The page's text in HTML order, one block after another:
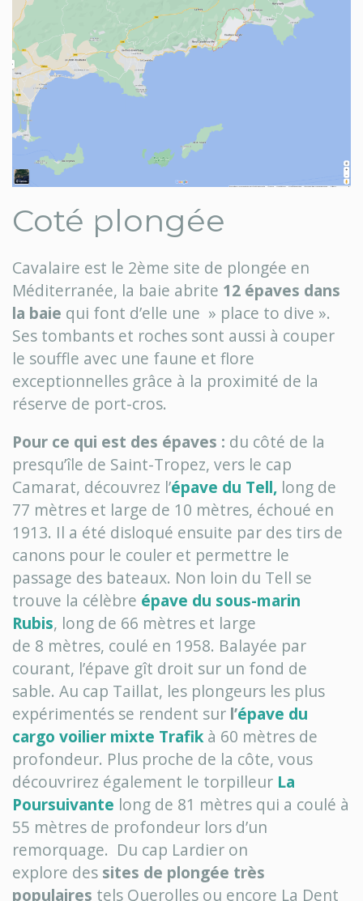
Coté plongée
Cavalaire est le 2ème site de plongée en
Méditerranée, la baie abrite 12 épaves dans
la baie qui font d’elle une » place to dive ».
Ses tombants et roches sont aussi à couper
le souffle avec une faune et flore
exceptionnelles grâce à la proximité de la
réserve de port-cros.
Pour ce qui est des épaves : du côté de la
presqu’île de Saint-Tropez, vers le cap
Camarat, découvrez l’épave du Tell, long de
77 mètres et large de 10 mètres, échoué en
1913. Il a été disloqué ensuite par des tirs de
canons pour le couler et permettre le
passage des bateaux. Non loin du Tell se
trouve la célèbre épave du sous-marin
Rubis, long de 66 mètres et large
de 8 mètres, coulé en 1958. Balayée par
courant, l’épave gît droit sur un fond de
sable. Au cap Taillat, les plongeurs les plus
expérimentés se rendent sur l’épave du
cargo voilier mixte Trafikà 60 mètres de
profondeur. Plus proche de la côte, vous
découvrirez également le torpilleur La
Poursuivante long de 81 mètres qui a coulé à
55 mètres de profondeur lors d’un
remorquage. Du cap Lardier on
explore des sites de plongée très
populaires tels Querolles ou encore La Dent